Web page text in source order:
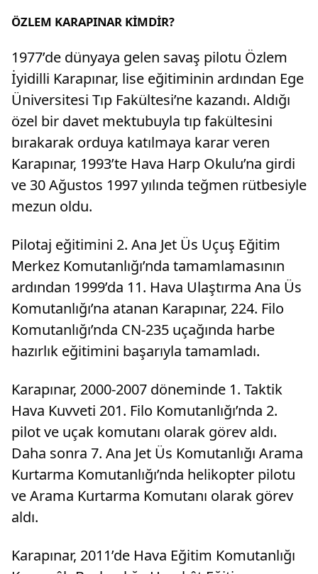
ÖZLEM KARAPINAR KİMDİR?
1977’de dünyaya gelen savaş pilotu Özlem
İyidilli Karapınar, lise eğitiminin ardından Ege
Üniversitesi Tıp Fakültesi’ne kazandı. Aldığı
özel bir davet mektubuyla tıp fakültesini
bırakarak orduya katılmaya karar veren
Karapınar, 1993’te Hava Harp Okulu’na girdi
ve 30 Ağustos 1997 yılında teğmen rütbesiyle
mezun oldu.
Pilotaj eğitimini 2. Ana Jet Üs Uçuş Eğitim
Merkez Komutanlığı’nda tamamlamasının
ardından 1999’da 11. Hava Ulaştırma Ana Üs
Komutanlığı’na atanan Karapınar, 224. Filo
Komutanlığı’nda CN-235 uçağında harbe
hazırlık eğitimini başarıyla tamamladı.
Karapınar, 2000-2007 döneminde 1. Taktik
Hava Kuvveti 201. Filo Komutanlığı’nda 2.
pilot ve uçak komutanı olarak görev aldı.
Daha sonra 7. Ana Jet Üs Komutanlığı Arama
Kurtarma Komutanlığı’nda helikopter pilotu
ve Arama Kurtarma Komutanı olarak görev
aldı.
Karapınar, 2011’de Hava Eğitim Komutanlığı